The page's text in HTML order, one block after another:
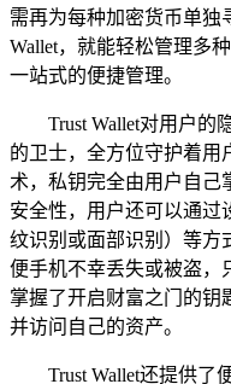
需再为每种加密货币单独
Wallet，就能轻松管理多
一站式的便捷管理。
Trust Wallet对用户的
的卫士，全方位守护着用
术，私钥完全由用户自己
安全性，用户还可以通过
纹识别或面部识别）等方
便手机不幸丢失或被盗，
掌握了开启财富之门的钥
并访问自己的资产。
Trust Wallet还提供了